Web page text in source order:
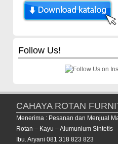
Follow Us!
CAHAYA ROTAN
Menerima : Pesanan dan Menjual
Rotan – Kayu – Alumunium Sintetis
Ibu. Aryani 081 318 823 823